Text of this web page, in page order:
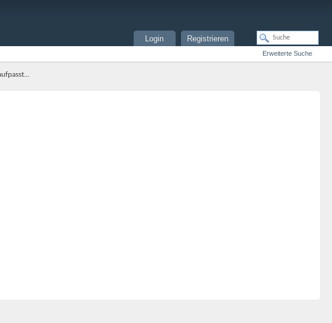
Registrieren
Login
Erweiterte Suche